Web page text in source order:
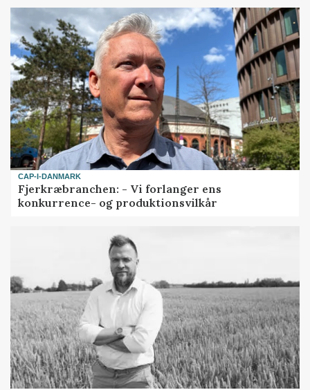
CAP-I-DANMARK
Fjerkræbranchen: - Vi forlanger ens
konkurrence- og produktionsvilkår